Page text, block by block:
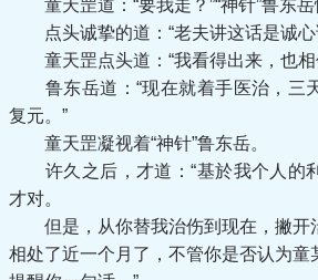
童天罡道：“要我走？”“神针”鲁东岳
点头诚挚的道：“老夫讲这话是诚心
童天罡点头道：“我看得出来，也相
鲁东岳道：“现在就着手医治，三
复元。”
童天罡凝视着“神针”鲁东岳。
许久之后，才道：“基於我个人的
才对。
但是，从你替我治伤到现在，撇开
相处了近一个月了，不管你是否认为童